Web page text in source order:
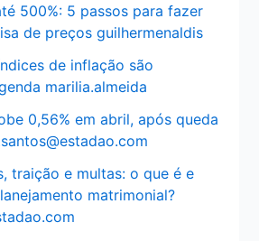
500%: 5 passos para fazer
de preços guilhermenaldis
de inflação são
marilia.almeida
0,56% em abril, após queda
traição e multas: o que é e
matrimonial?